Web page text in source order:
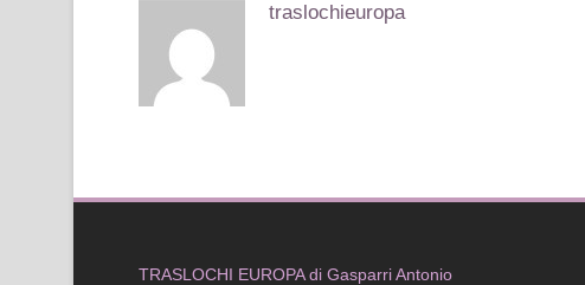
traslochieuropa
TRASLOCHI EUROPA di Gasparri Antonio